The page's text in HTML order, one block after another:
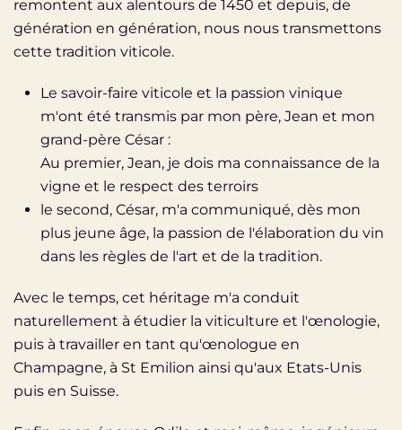
remontent aux alentours de 1450 et depuis, de
génération en génération, nous nous transmettons
cette tradition viticole.
Le savoir-faire viticole et la passion vinique
m'ont été transmis par mon père, Jean et mon
grand-père César :
Au premier, Jean, je dois ma connaissance de la
vigne et le respect des terroirs
le second, César, m'a communiqué, dès mon
plus jeune âge, la passion de l'élaboration du vin
dans les règles de l'art et de la tradition.
Avec le temps, cet héritage m'a conduit
naturellement à étudier la viticulture et l'œnologie,
puis à travailler en tant qu'œnologue en
Champagne, à St Emilion ainsi qu'aux Etats-Unis
puis en Suisse.